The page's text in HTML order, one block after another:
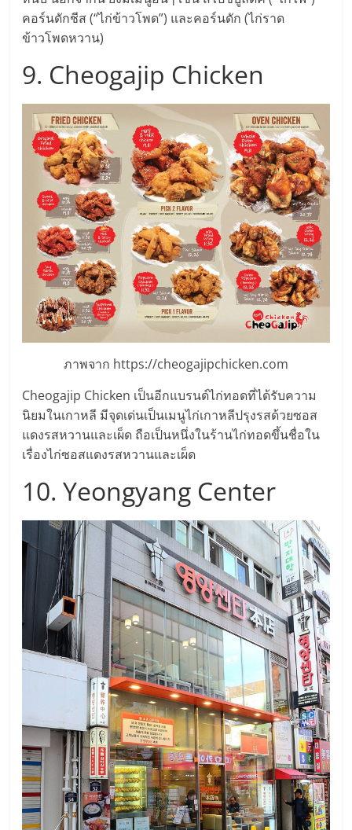
คอร์นดักชีส (“ไก่ข้าวโพด”) และคอร์นดัก (ไก่ราด
ข้าวโพดหวาน)
9. Cheogajip Chicken
ภาพจาก https://cheogajipchicken.com
Cheogajip Chicken เป็นอีกแบรนด์ไก่ทอดที่ได้รับความ
นิยมในเกาหลี มีจุดเด่นเป็นเมนูไก่เกาหลีปรุงรสด้วยซอส
แดงรสหวานและเผ็ด ถือเป็นหนึ่งในร้านไก่ทอดขึ้นชื่อใน
เรื่องไก่ซอสแดงรสหวานและเผ็ด
10. Yeongyang Center